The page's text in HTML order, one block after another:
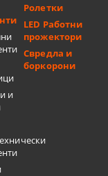
и
Ролетки
LED Работни
прожектори
Свредла и
боркорони